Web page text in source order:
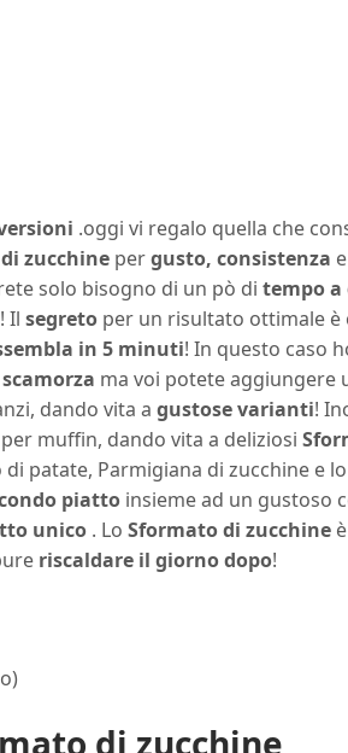
.oggi vi regalo quella che
zucchine pergusto, consistenza e
solo bisogno di un pò di tempo a
! Il segreto per un risultato ottimale è
in 5 minuti! In questo caso
ma voi potete aggiungere
dando vita a gustose varianti!
muffin, dando vita a deliziosi
di patate, Parmigiana di zucchine e lo
piatto insieme ad un gustoso
unico . Lo Sformato di zucchine
riscaldare il giorno dopo!
di zucchine